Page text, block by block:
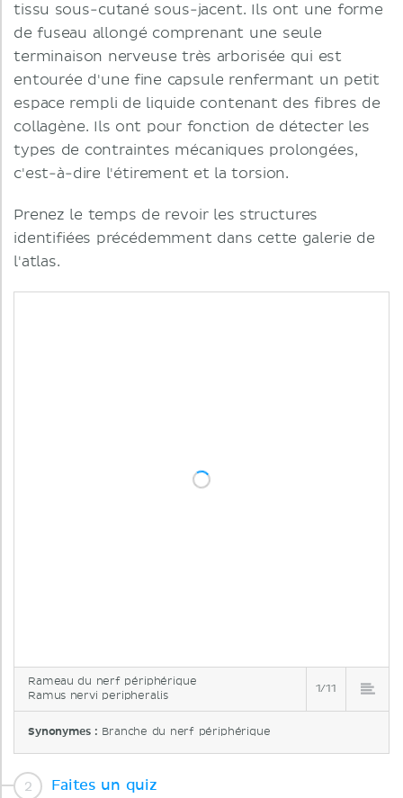
tissu sous-cutané sous-jacent. Ils ont une forme
de fuseau allongé comprenant une seule
terminaison nerveuse très arborisée qui est
entourée d'une fine capsule renfermant un petit
espace rempli de liquide contenant des fibres de
collagène. Ils ont pour fonction de détecter les
types de contraintes mécaniques prolongées,
c'est-à-dire l'étirement et la torsion.
Prenez le temps de revoir les structures
identifiées précédemment dans cette galerie de
l'atlas.
Rameau du nerf périphérique
Ramus nervi peripheralis
1/11
Synonymes : Branche du nerf périphérique
Faites un quiz